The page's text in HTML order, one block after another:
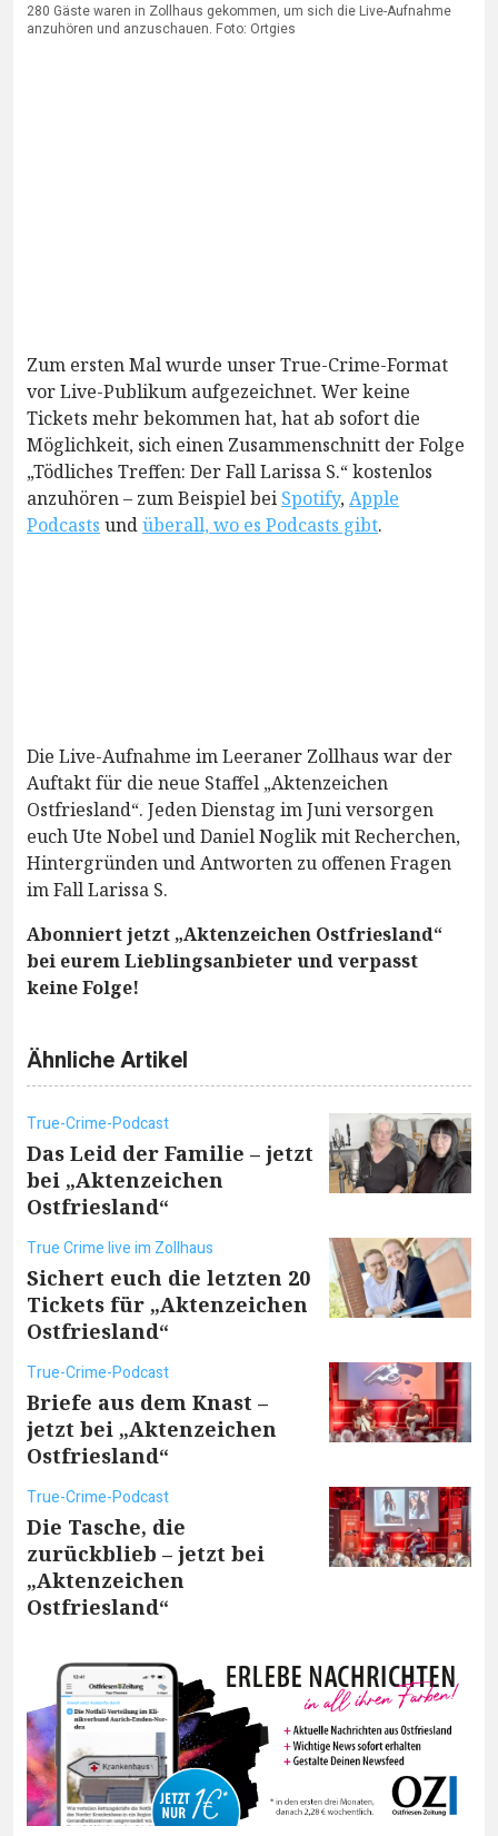
280 Gäste waren in Zollhaus gekommen, um sich die Live-Aufnahme
anzuhören und anzuschauen. Foto: Ortgies
Zum ersten Mal wurde unser True-Crime-Format
vor Live-Publikum aufgezeichnet. Wer keine
Tickets mehr bekommen hat, hat ab sofort die
Möglichkeit, sich einen Zusammenschnitt der Folge
„Tödliches Treffen: Der Fall Larissa S.“ kostenlos
anzuhören – zum Beispiel bei Spotify,Apple
Podcasts undüberall, wo es Podcasts gibt.
Die Live-Aufnahme im Leeraner Zollhaus war der
Auftakt für die neue Staffel „Aktenzeichen
Ostfriesland“. Jeden Dienstag im Juni versorgen
euch Ute Nobel und Daniel Noglik mit Recherchen,
Hintergründen und Antworten zu offenen Fragen
im Fall Larissa S.
Abonniert jetzt „Aktenzeichen Ostfriesland“
bei eurem Lieblingsanbieter und verpasst
keine Folge!
Ähnliche Artikel
True-Crime-Podcast
Das Leid der Familie – jetzt
bei „Aktenzeichen
Ostfriesland“
True Crime live im Zollhaus
Sichert euch die letzten 20
Tickets für „Aktenzeichen
Ostfriesland“
True-Crime-Podcast
Briefe aus dem Knast –
jetzt bei „Aktenzeichen
Ostfriesland“
True-Crime-Podcast
Die Tasche, die
zurückblieb – jetzt bei
„Aktenzeichen
Ostfriesland“